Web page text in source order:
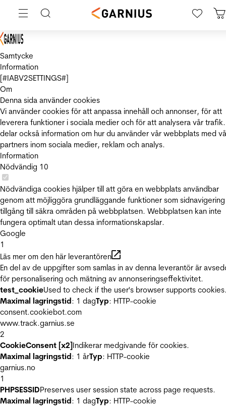
Samtycke
Information
[#IABV2SETTINGS#]
Om
Denna sida använder cookies
Vi använder cookies för att anpassa innehåll och annonser, för att
leverera funktioner i sociala medier och för att analysera vår
delar också information om hur du använder vår webbplats med
partners inom sociala medier, reklam och analys.
Information
Nödvändig 10
Nödvändiga cookies hjälper till att göra en webbplats användbar
genom att möjliggöra grundläggande funktioner som
tillgång till säkra områden på webbplatsen. Webbplatsen kan inte
fungera optimalt utan dessa informationskapslar.
Google
1
Läs mer om den här leverantören
En del av de uppgifter som samlas in av denna leverantör är
för personalisering och mätning av annonseringseffektivitet.
test_cookieUsed to check if the user's browser supports
Maximal lagringstid: 1 dagTyp: HTTP-cookie
consent.cookiebot.com
www.track.garnius.se
2
CookieConsent [x2]Indikerar medgivande för cookies.
Maximal lagringstid: 1 årTyp: HTTP-cookie
garnius.no
1
PHPSESSIDPreserves user session state across page requests.
Maximal lagringstid: 1 dagTyp: HTTP-cookie